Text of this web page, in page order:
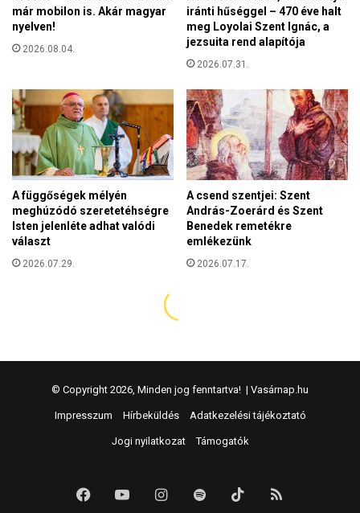
© Copyright 2026, Minden jog fenntartva! | Vasárnap.hu
Impresszum Hírbeküldés Adatkezelési tájékoztató
Jogi nyilatkozat Támogatók
FacebookYouTubeInstagram
Spotify TikTok